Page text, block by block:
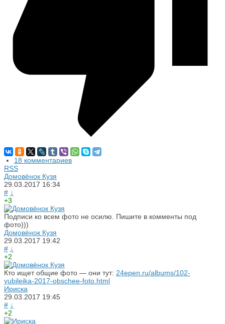
18 комментариев
RSS
Домовёнок Кузя
29.03.2017 16:34
# ↓
+3
Подписи ко всем фото не осилю. Пишите в комменты под
фото)))
Домовёнок Кузя
29.03.2017 19:42
# ↓
+2
Кто ищет общие фото — они тут: 24epen.ru/albums/102-
yubileika-2017-obschee-foto.html
Ириска
29.03.2017 19:45
# ↓
+2